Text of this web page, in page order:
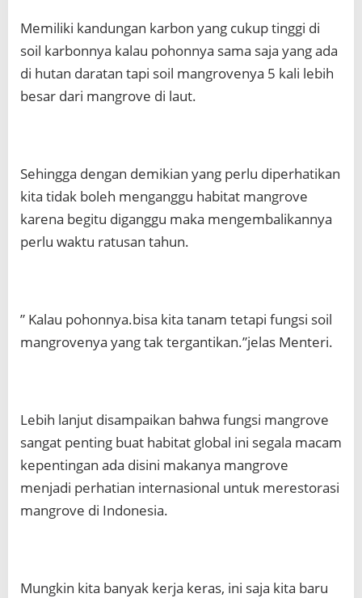
Memiliki kandungan karbon yang cukup tinggi di
soil karbonnya kalau pohonnya sama saja yang ada
di hutan daratan tapi soil mangrovenya 5 kali lebih
besar dari mangrove di laut.
Sehingga dengan demikian yang perlu diperhatikan
kita tidak boleh menganggu habitat mangrove
karena begitu diganggu maka mengembalikannya
perlu waktu ratusan tahun.
” Kalau pohonnya.bisa kita tanam tetapi fungsi soil
mangrovenya yang tak tergantikan.”jelas Menteri.
Lebih lanjut disampaikan bahwa fungsi mangrove
sangat penting buat habitat global ini segala macam
kepentingan ada disini makanya mangrove
menjadi perhatian internasional untuk merestorasi
mangrove di Indonesia.
Mungkin kita banyak kerja keras, ini saja kita baru